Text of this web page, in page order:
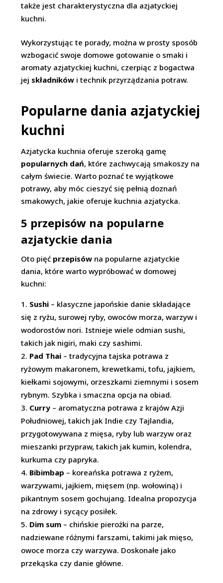
także jest charakterystyczna dla azjatyckiej
kuchni.
Wykorzystując te porady, można w prosty sposób
wzbogacić swoje domowe gotowanie o smaki i
aromaty azjatyckiej kuchni, czerpiąc z bogactwa
jej składników i technik przyrządzania potraw.
Popularne dania azjatyckiej
kuchni
Azjatycka kuchnia oferuje szeroką gamę
popularnych dań, które zachwycają smakoszy na
całym świecie. Warto poznać te wyjątkowe
potrawy, aby móc cieszyć się pełnią doznań
smakowych, jakie oferuje kuchnia azjatycka.
5 przepisów na popularne
azjatyckie dania
Oto pięć przepisów na popularne azjatyckie
dania, które warto wypróbować w domowej
kuchni:
Sushi – klasyczne japońskie danie składające
się z ryżu, surowej ryby, owoców morza, warzyw i
wodorostów nori. Istnieje wiele odmian sushi,
takich jak nigiri, maki czy sashimi.
Pad Thai – tradycyjna tajska potrawa z
ryżowym makaronem, krewetkami, tofu, jajkiem,
kiełkami sojowymi, orzeszkami ziemnymi i sosem
rybnym. Szybka i smaczna opcja na obiad.
Curry – aromatyczna potrawa z krajów Azji
Południowej, takich jak Indie czy Tajlandia,
przygotowywana z mięsa, ryby lub warzyw oraz
mieszanki przypraw, takich jak kumin, kolendra,
kurkuma czy papryka.
Bibimbap – koreańska potrawa z ryżem,
warzywami, jajkiem, mięsem (np. wołowiną) i
pikantnym sosem gochujang. Idealna propozycja
na zdrowy i sycący posiłek.
Dim sum – chińskie pierożki na parze,
nadziewane różnymi farszami, takimi jak mięso,
owoce morza czy warzywa. Doskonałe jako
przekąska czy danie główne.